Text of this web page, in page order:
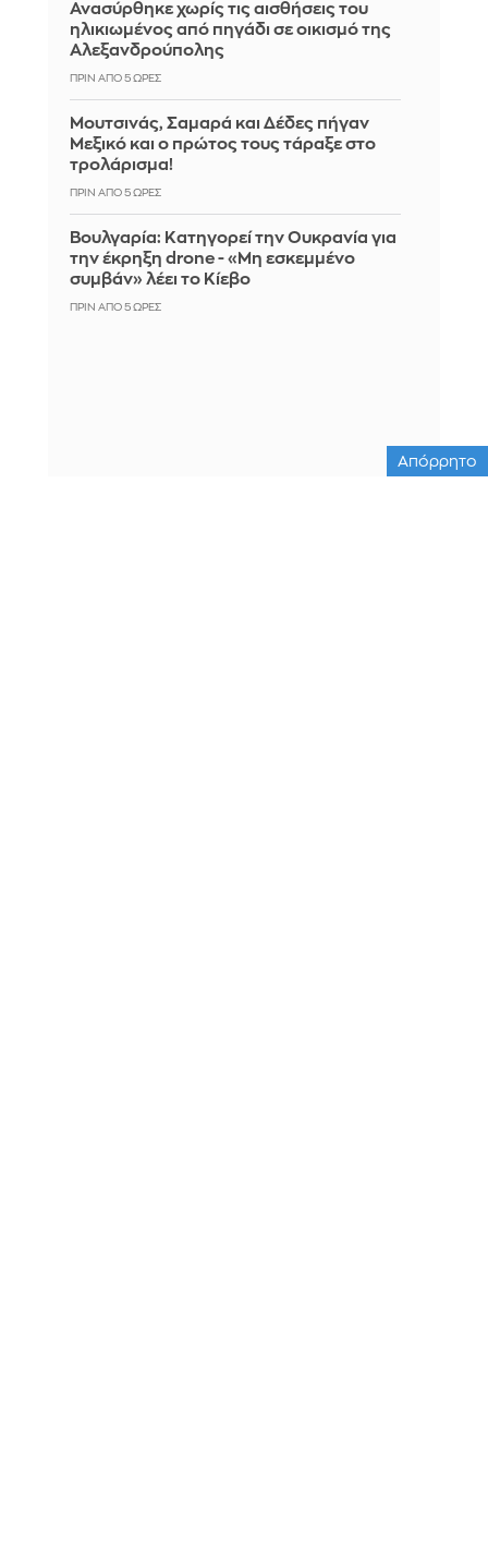
Ανασύρθηκε χωρίς τις αισθήσεις του
ηλικιωμένος από πηγάδι σε οικισμό της
Αλεξανδρούπολης
ΠΡΙΝ ΑΠΌ 5 ΏΡΕΣ
Μουτσινάς, Σαμαρά και Δέδες πήγαν
Μεξικό και ο πρώτος τους τάραξε στο
τρολάρισμα!
ΠΡΙΝ ΑΠΌ 5 ΏΡΕΣ
Βουλγαρία: Κατηγορεί την Ουκρανία για
την έκρηξη drone - «Μη εσκεμμένο
συμβάν» λέει το Κίεβο
ΠΡΙΝ ΑΠΌ 5 ΏΡΕΣ
Απόρρητο